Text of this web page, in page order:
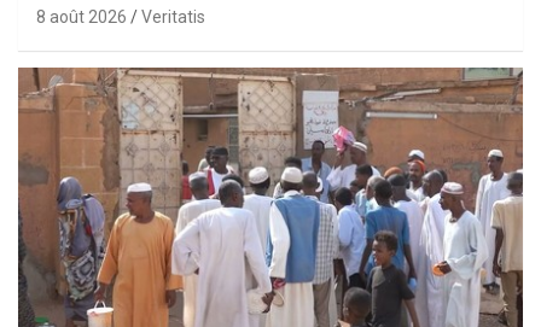
8 août 2026 Veritatis